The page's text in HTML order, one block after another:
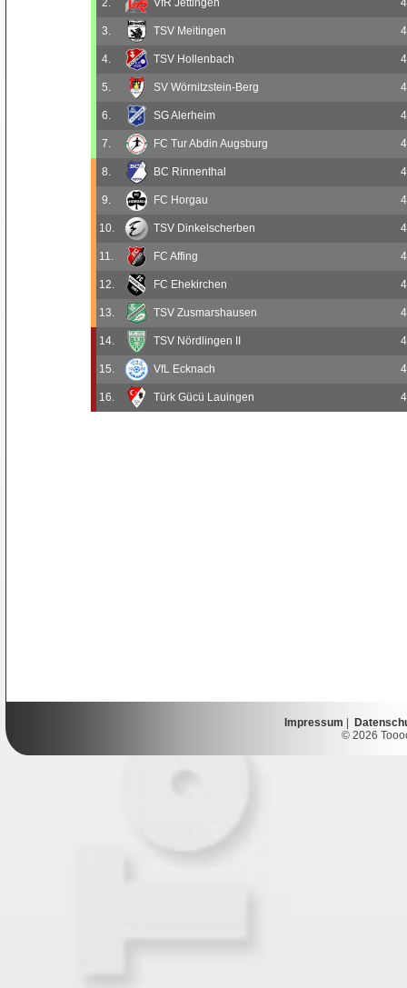
2. VfR Jettingen 4
3. TSV Meitingen 4
4. TSV Hollenbach 4
5. SV Wörnitzstein-Berg 4
6. SG Alerheim 4
7. FC Tur Abdin Augsburg 4
8. BC Rinnenthal 4
9. FC Horgau 4
10. TSV Dinkelscherben 4
11. FC Affing 4
12. FC Ehekirchen 4
13. TSV Zusmarshausen 4
14. TSV Nördlingen II 4
15. VfL Ecknach 4
16. Türk Gücü Lauingen 4
Impressum
© 2026